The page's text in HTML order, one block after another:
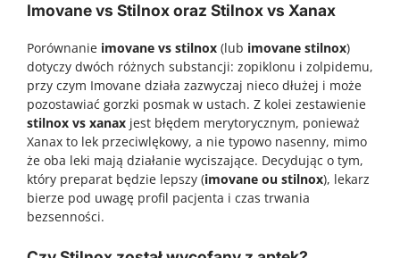
Imovane vs Stilnox oraz Stilnox vs Xanax
Porównanie imovane vs stilnox (lub imovane stilnox)
dotyczy dwóch różnych substancji: zopiklonu i zolpidemu,
przy czym Imovane działa zazwyczaj nieco dłużej i może
pozostawiać gorzki posmak w ustach. Z kolei zestawienie
stilnox vs xanax jest błędem merytorycznym, ponieważ
Xanax to lek przeciwlękowy, a nie typowo nasenny, mimo
że oba leki mają działanie wyciszające. Decydując o tym,
który preparat będzie lepszy (imovane ou stilnox), lekarz
bierze pod uwagę profil pacjenta i czas trwania
bezsenności.